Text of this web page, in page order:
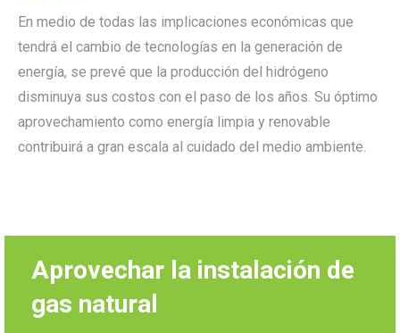
En medio de todas las implicaciones económicas que
tendrá el cambio de tecnologías en la generación de
energía, se prevé que la producción del hidrógeno
disminuya sus costos con el paso de los años. Su óptimo
aprovechamiento como energía limpia y renovable
contribuirá a gran escala al cuidado del medio ambiente.
Aprovechar la instalación de
gas natural